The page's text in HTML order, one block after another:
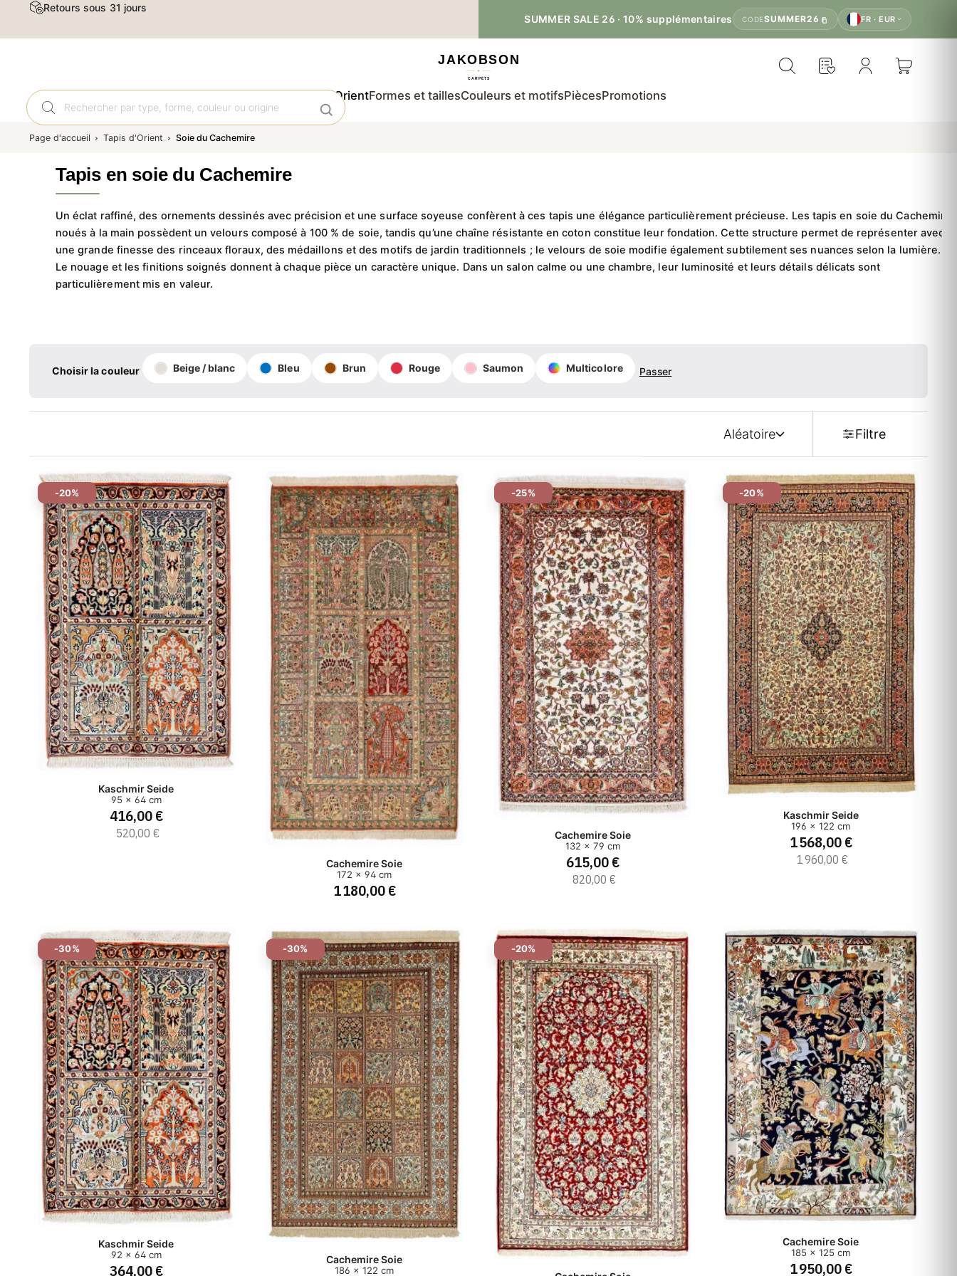
Livraison et retour gratuits
SUMMER SALE 26 · 10% supplémentaires
CODESUMMER26 FR · EUR
Tapis d'OrientFormes et taillesCouleurs et motifsPiècesPromotions
Page d'accueil Tapis d'Orient Soie du Cachemire
Tapis en soie du Cachemire
Un éclat raffiné, des ornements dessinés avec précision et une surface soyeuse confèrent à ces tapis une élégance particulièrement précieuse. Les tapis en soie du Cachemire
noués à la main possèdent un velours composé à 100 % de soie, tandis qu’une chaîne résistante en coton constitue leur fondation. Cette structure permet de représenter avec
une grande finesse des rinceaux floraux, des médaillons et des motifs de jardin traditionnels ; le velours de soie modifie également subtilement ses nuances selon la lumière.
Le nouage et les finitions soignés donnent à chaque pièce un caractère unique. Dans un salon calme ou une chambre, leur luminosité et leurs détails délicats sont
particulièrement mis en valeur.
Choisir la couleur Beige / blanc Bleu Brun Rouge Saumon Multicolore Passer
Aléatoire Filtre
-20%
Kaschmir Seide
95 x 64 cm
416,00 €
520,00 €
Cachemire Soie
172 x 94 cm
1 180,00 €
-25%
Cachemire Soie
132 x 79 cm
615,00 €
820,00 €
-20%
Kaschmir Seide
196 x 122 cm
1 568,00 €
1 960,00 €
-30%
Kaschmir Seide
92 x 64 cm
364,00 €
-30%
Cachemire Soie
186 x 122 cm
-20%
Cachemire Soie
185 x 125 cm
1 950,00 €